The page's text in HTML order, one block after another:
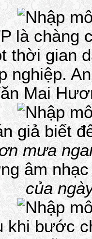
là chàng
thời gian
nghiệp.
Mai
giả biết
mưa
âm
của
khi bước